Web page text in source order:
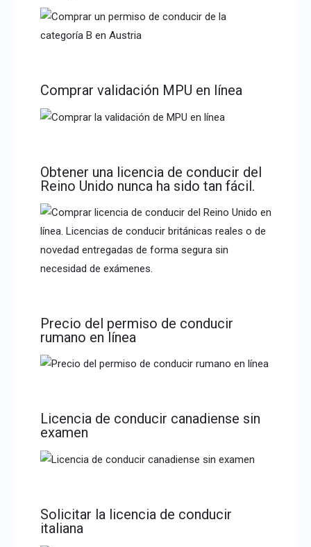
Comprar validación MPU en línea
Obtener una licencia de conducir del
Reino Unido nunca ha sido tan fácil.
Precio del permiso de conducir
rumano en línea
Licencia de conducir canadiense sin
examen
Solicitar la licencia de conducir
italiana